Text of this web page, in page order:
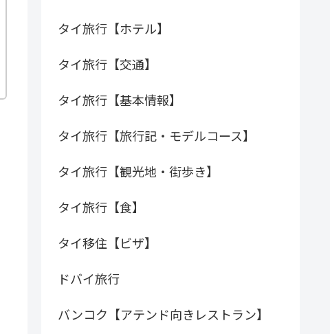
タイ旅行【ホテル】
タイ旅行【交通】
タイ旅行【基本情報】
タイ旅行【旅行記・モデルコース】
タイ旅行【観光地・街歩き】
タイ旅行【食】
タイ移住【ビザ】
ドバイ旅行
バンコク【アテンド向きレストラン】